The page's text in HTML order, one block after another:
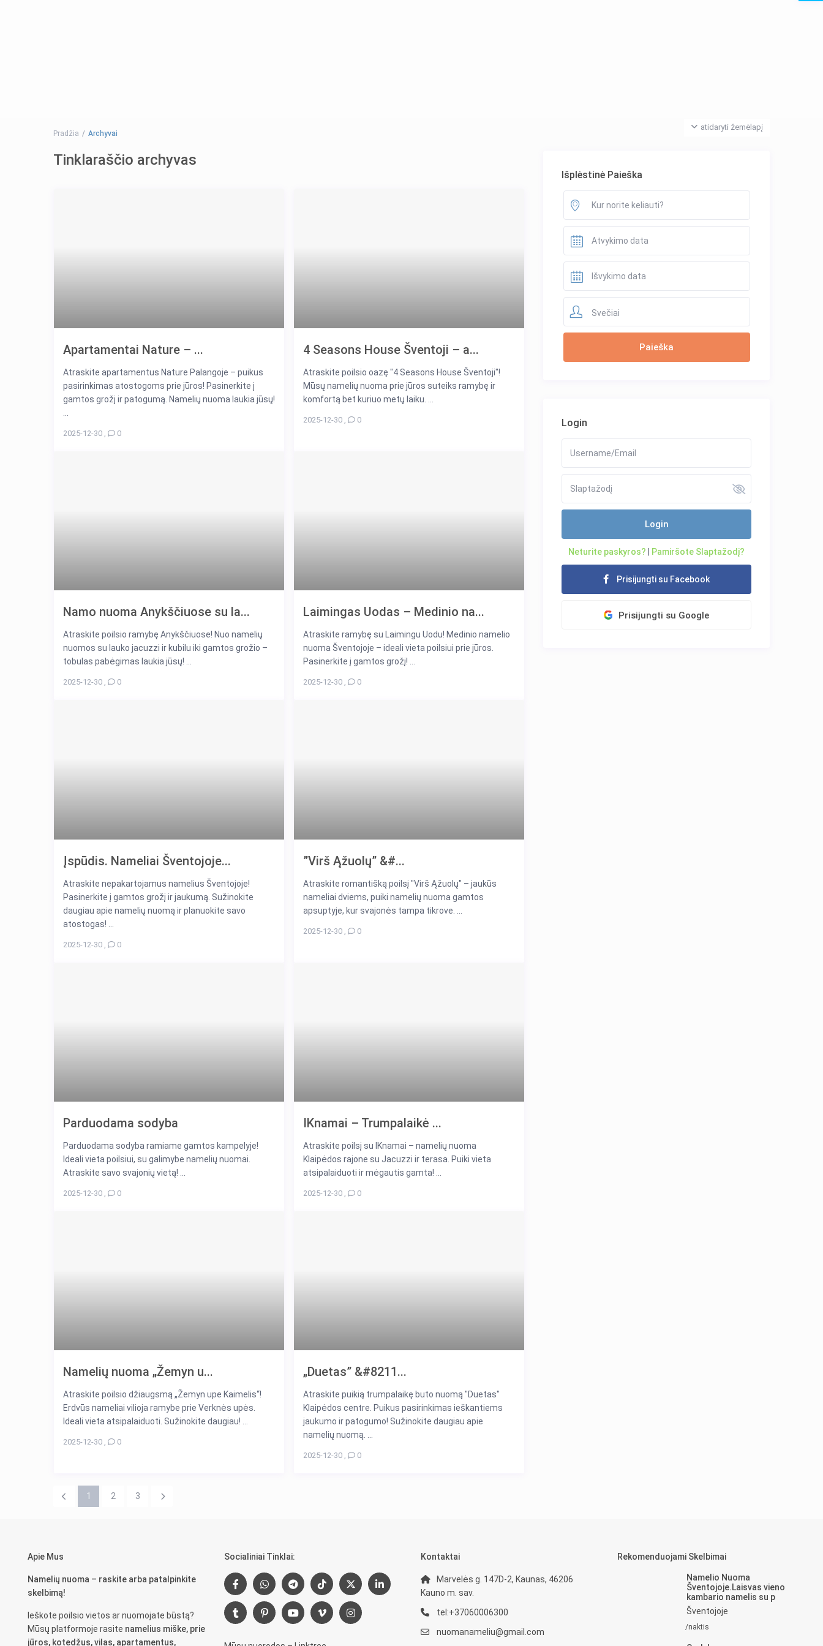
atidaryti žemėlapį
Pradžia Archyvai
Tinklaraščio archyvas
Apartamentai Nature – ...
Atraskite apartamentus Nature Palangoje – puikus
pasirinkimas atostogoms prie jūros! Pasinerkite į
gamtos grožį ir patogumą. Namelių nuoma laukia jūsų!
2025-12-30 0
4 Seasons House Šventoji – a...
Atraskite poilsio oazę "4 Seasons House Šventoji"!
Mūsų namelių nuoma prie jūros suteiks ramybę ir
komfortą bet kuriuo metų laiku. ...
2025-12-30 0
Namo nuoma Anykščiuose su la...
Atraskite poilsio ramybę Anykščiuose! Nuo namelių
nuomos su lauko jacuzzi ir kubilu iki gamtos grožio –
tobulas pabėgimas laukia jūsų! ...
2025-12-30 , 0
Laimingas Uodas – Medinio na...
Atraskite ramybę su Laimingu Uodu! Medinio namelio
nuoma Šventojoje – ideali vieta poilsiui prie jūros.
Pasinerkite į gamtos grožį! ...
2025-12-30 , 0
Įspūdis. Nameliai Šventojoje...
Atraskite nepakartojamus namelius Šventojoje!
Pasinerkite į gamtos grožį ir jaukumą. Sužinokite
daugiau apie namelių nuomą ir planuokite savo
atostogas! ...
2025-12-30 0
”Virš Ąžuolų” &#...
Atraskite romantišką poilsį "Virš Ąžuolų" – jaukūs
nameliai dviems, puiki namelių nuoma gamtos
apsuptyje, kur svajonės tampa tikrove. ...
2025-12-30 0
Parduodama sodyba
Parduodama sodyba ramiame gamtos kampelyje!
Ideali vieta poilsiui, su galimybe namelių nuomai.
Atraskite savo svajonių vietą! ...
2025-12-30 0
IKnamai – Trumpalaikė ...
Atraskite poilsį su IKnamai – namelių nuoma
Klaipėdos rajone su Jacuzzi ir terasa. Puiki vieta
atsipalaiduoti ir mėgautis gamta! ...
2025-12-30 0
Namelių nuoma „Žemyn u...
Atraskite poilsio džiaugsmą „Žemyn upe Kaimelis“!
Erdvūs nameliai vilioja ramybe prie Verknės upės.
Ideali vieta atsipalaiduoti. Sužinokite daugiau! ...
2025-12-30 , 0
„Duetas” &#8211...
Atraskite puikią trumpalaikę buto nuomą "Duetas"
Klaipėdos centre. Puikus pasirinkimas ieškantiems
jaukumo ir patogumo! Sužinokite daugiau apie
namelių nuomą. ...
2025-12-30 , 0
1 2 3
Išplėstinė Paieška
Svečiai
Login
Login
Neturite paskyros? Pamiršote Slaptažodį?
Prisijungti su Facebook
Prisijungti su Google
Apie Mus
Namelių nuoma – raskite arba patalpinkite
skelbimą!
Ieškote poilsio vietos ar nuomojate būstą?
Mūsų platformoje rasite namelius miške, prie
jūros, kotedžus, vilas, apartamentus,
Socialiniai Tinklai: Kontaktai
Marvelės g. 147D-2, Kaunas, 46206
Kauno m. sav.
tel:+37060006300
nuomanameliu@gmail.com
Rekomenduojami Skelbimai
Namelio Nuoma
Šventojoje.Laisvas vieno
kambario namelis su p
Šventojoje
/naktis